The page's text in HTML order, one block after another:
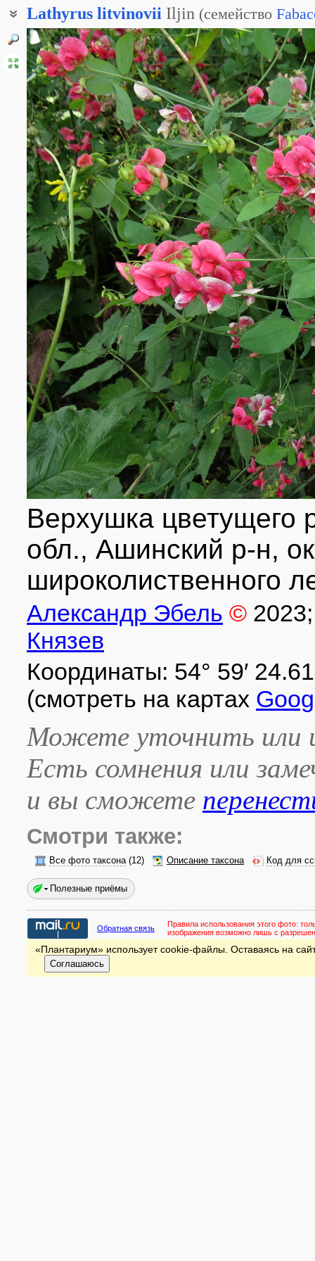
Lathyrus litvinovii Iljin (семейство
Верхушка цветущего
обл., Ашинский р-н,
широколиственного
Александр Эбель © 2023
Князев
Координаты: 54° 59′
(смотреть на картах
Можете уточнить или
Есть сомнения или
и вы сможете
Смотри также:
Все фото таксона(12) Описание таксона Код для
Полезные приёмы
Обратная связь Правила использования этого фото:
изображения возможно лишь с
«Плантариум» использует cookie-файлы. Оставаясь на
Соглашаюсь